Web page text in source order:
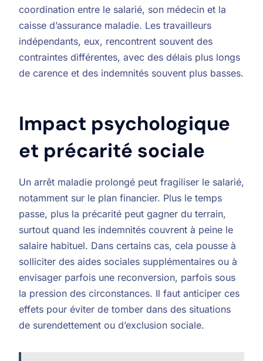
coordination entre le salarié, son médecin et la
caisse d’assurance maladie. Les travailleurs
indépendants, eux, rencontrent souvent des
contraintes différentes, avec des délais plus longs
de carence et des indemnités souvent plus basses.
Impact psychologique
et précarité sociale
Un arrêt maladie prolongé peut fragiliser le salarié,
notamment sur le plan financier. Plus le temps
passe, plus la précarité peut gagner du terrain,
surtout quand les indemnités couvrent à peine le
salaire habituel. Dans certains cas, cela pousse à
solliciter des aides sociales supplémentaires ou à
envisager parfois une reconversion, parfois sous
la pression des circonstances. Il faut anticiper ces
effets pour éviter de tomber dans des situations
de surendettement ou d’exclusion sociale.